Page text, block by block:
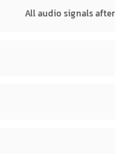
All audio signals